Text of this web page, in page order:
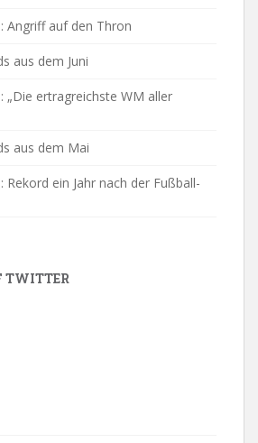
Angriff auf den Thron
aus dem Juni
„Die ertragreichste WM aller
aus dem Mai
Rekord ein Jahr nach der Fußball-
TWITTER